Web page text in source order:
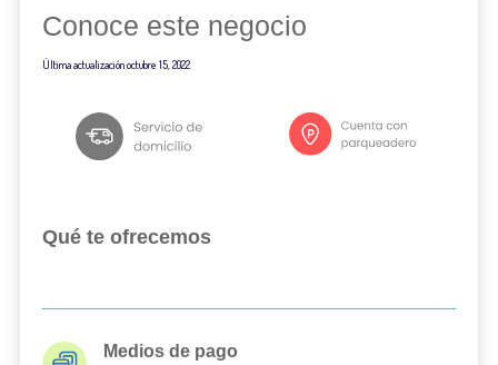
Conoce este negocio
Última actualizaciónoctubre 15, 2022
Qué te ofrecemos
Medios de pago